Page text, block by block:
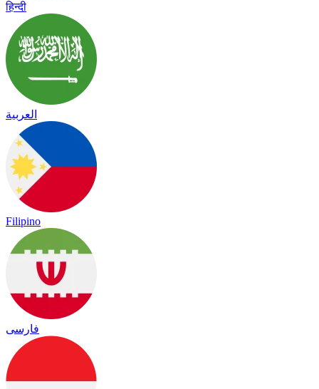
हिन्दी
العربية
Filipino
فارسی